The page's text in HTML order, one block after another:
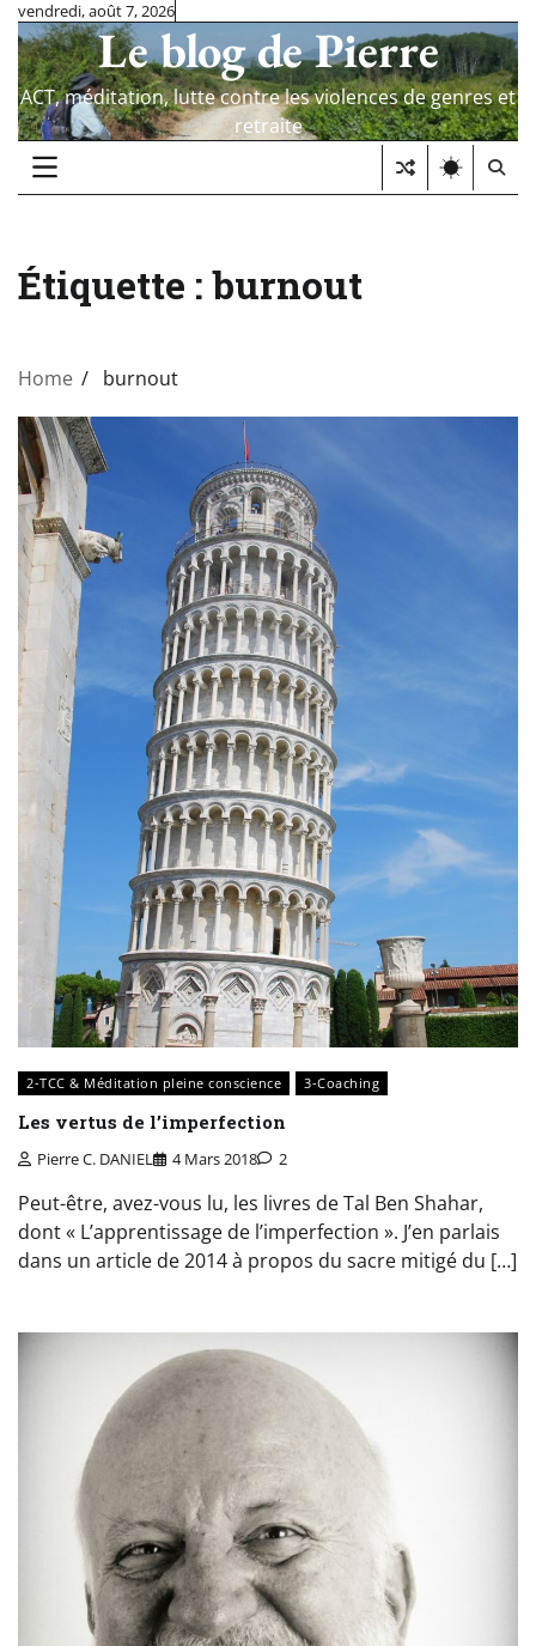
Skip
content
vendredi, août 7, 2026
Le blog de Pierre
ACT, méditation, lutte contre les violences de genres et
retraite
Étiquette :burnout
Home burnout
2-TCC & Méditation pleine conscience 3-Coaching
Les vertus de l’imperfection
Pierre C. DANIEL 4 Mars 2018 2
Peut-être, avez-vous lu, les livres de Tal Ben Shahar,
dont « L’apprentissage de l’imperfection ». J’en parlais
dans un article de 2014 à propos du sacre mitigé du […]